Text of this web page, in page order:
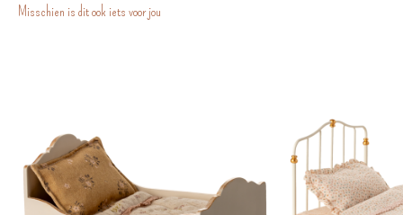
Misschien is dit ook iets voor jou